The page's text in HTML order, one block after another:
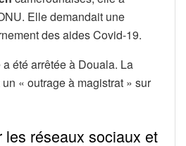
Elle demandait une
des aides Covid-19.
été arrêtée à Douala. La
« outrage à magistrat » sur
les réseaux sociaux et